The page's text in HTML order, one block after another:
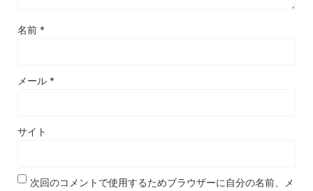
名前 *
メール *
サイト
次回のコメントで使用するためブラウザーに自分の名前、メ